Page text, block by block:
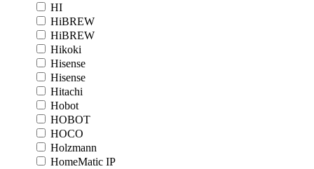
HI
HiBREW
HiBREW
Hikoki
Hisense
Hisense
Hitachi
Hobot
HOBOT
HOCO
Holzmann
HomeMatic IP